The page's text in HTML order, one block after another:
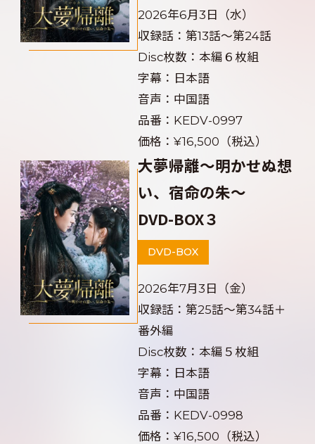
2026年6月3日（水）
収録話：第13話～第24話
Disc枚数：本編６枚組
字幕：日本語
音声：中国語
品番：KEDV-0997
価格：¥16,500（税込）
大夢帰離～明かせぬ想
い、宿命の朱～
DVD-BOX３
DVD-BOX
2026年7月3日（金）
収録話：第25話～第34話＋
番外編
Disc枚数：本編５枚組
字幕：日本語
音声：中国語
品番：KEDV-0998
価格：¥16,500（税込）